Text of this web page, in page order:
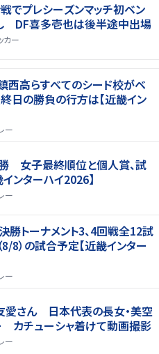
でプレシーズンマッチ初ベン
DF喜多壱也は後半途中出場
カー
西高らすべてのシード校がベ
日の勝負の行方は【近畿イン
ー
女子最終順位と個人賞、試
ンターハイ2026】
ー
勝トーナメント3、4回戦全12試
8）の試合予定【近畿インター
ー
愛さん 日本代表の長女・美空
カチューシャ着けて動画撮影
ー